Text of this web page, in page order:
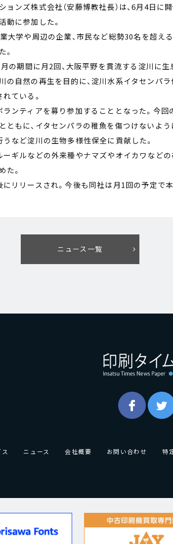
ンズ株式会社（安藤博教社長）は、6月4日に
に参加した。
大学や周辺の企業、市民など総勢30名を超え
。
の期間に月2回、大阪平野を貫流する淀川に
の自然の再生を目的に、淀川水系イタセンパラ
ている。
ランティアを募り参加することとなった。今
ともに、イタセンパラの稚魚を傷つけないよ
など淀川の生物多様性保全に貢献した。
ーギルなどの外来種やナマズやオイカワなど
た。
リリースされ。今後も同社は月1回の予定で
ニュース一覧
ニュース 会社概要 お問い合わせ 特